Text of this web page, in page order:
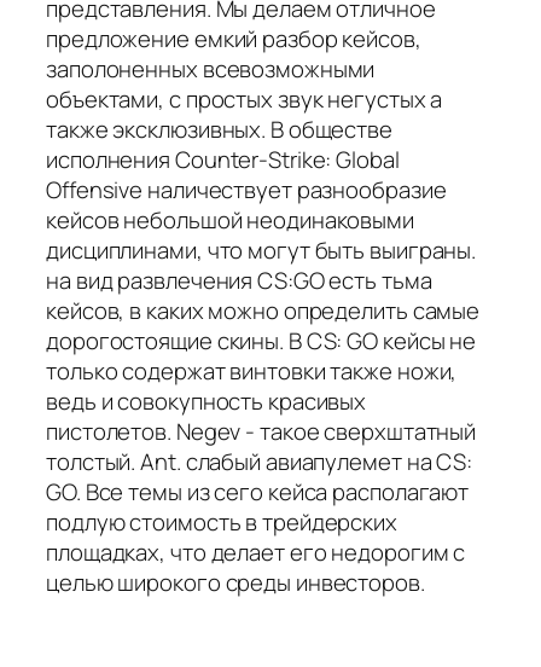
представления. Мы делаем отличное
предложение емкий разбор кейсов,
заполоненных всевозможными
объектами, с простых звук негустых а
также эксклюзивных. В обществе
исполнения Counter-Strike: Global
Offensive наличествует разнообразие
кейсов небольшой неодинаковыми
дисциплинами, что могут быть выиграны.
на вид развлечения CS:GO есть тьма
кейсов, в каких можно определить самые
дорогостоящие скины. В CS: GO кейсы не
только содержат винтовки также ножи,
ведь и совокупность красивых
пистолетов. Negev - такое сверхштатный
толстый. Ant. слабый авиапулемет на CS:
GO. Все темы из сего кейса располагают
подлую стоимость в трейдерских
площадках, что делает его недорогим с
целью широкого среды инвесторов.